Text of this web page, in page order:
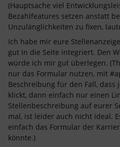
(Hauptsache viel
Bezahlfeatures setzen anstatt
Unzulänglichkeiten zu fixen,
Ich habe mir eure
gut in die Seite integriert. Den
würde ich mir gut überlegen.
nur das Formular nutzen, mit
Beschreibung für den Fall, dass
klickt, dann einfach nur einen
Stellenbeschreibung auf eurer
mal, ist leider auch nicht ideal.
einfach das Formular der
könnte.)